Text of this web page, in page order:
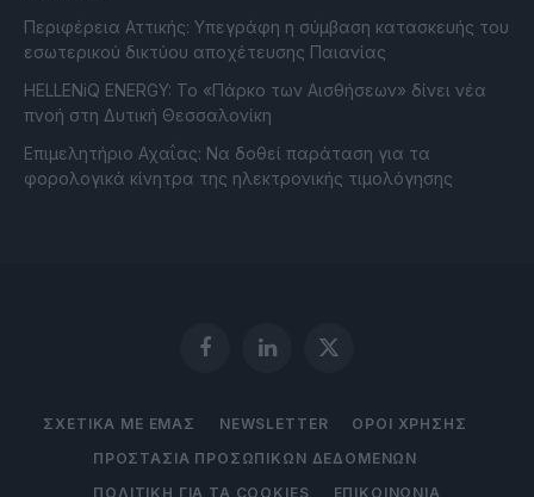
Περιφέρεια Αττικής: Υπεγράφη η σύμβαση κατασκευής του
εσωτερικού δικτύου αποχέτευσης Παιανίας
HELLENiQ ENERGY: Το «Πάρκο των Αισθήσεων» δίνει νέα
πνοή στη Δυτική Θεσσαλονίκη
Επιμελητήριο Αχαΐας: Να δοθεί παράταση για τα
φορολογικά κίνητρα της ηλεκτρονικής τιμολόγησης
FacebookLinkedInX
ΣΧΕΤΙΚΑ ΜΕ ΕΜΑΣ NEWSLETTER
ΟΡΟΙ ΧΡΗΣΗΣ
ΠΡΟΣΤΑΣΙΑ ΠΡΟΣΩΠΙΚΩΝ ΔΕΔΟΜΕΝΩΝ
ΠΟΛΙΤΙΚΗ ΓΙΑ ΤΑ COOKIES
ΕΠΙΚΟΙΝΩΝΙΑ